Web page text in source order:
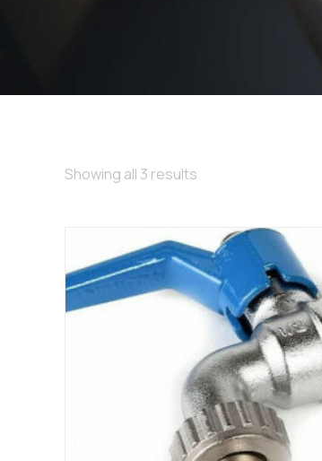
Showing all 3 results